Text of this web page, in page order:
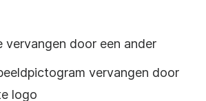
vervangen door een ander
vervangen door
logo